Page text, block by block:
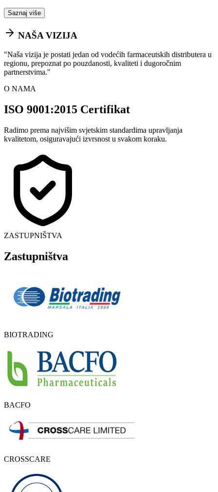
Saznaj više
NAŠA VIZIJA
"Naša vizija je postati jedan od vodećih farmaceutskih distributera u
regionu, prepoznat po pouzdanosti, kvaliteti i dugoročnim
partnerstvima."
O NAMA
ISO 9001:2015 Certifikat
Radimo prema najvišim svjetskim standardima upravljanja
kvalitetom, osiguravajući izvrsnost u svakom koraku.
ZASTUPNIŠTVA
Zastupništva
BIOTRADING
BACFO
CROSSCARE